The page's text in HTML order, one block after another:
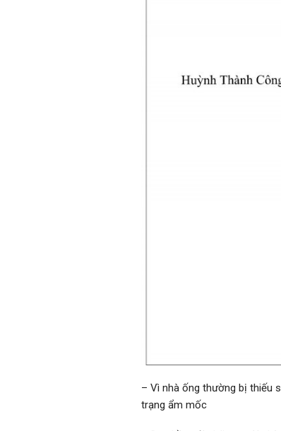
– Vì nhà ống thường bị thiếu
trạng ẩm mốc